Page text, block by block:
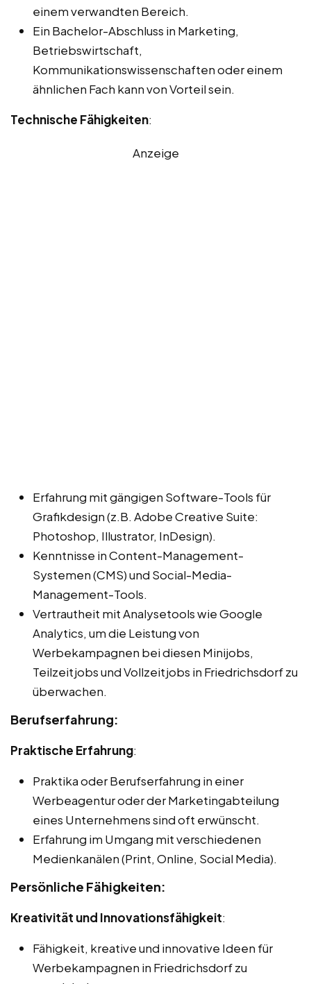
einem verwandten Bereich.
Ein Bachelor-Abschluss in Marketing,
Betriebswirtschaft,
Kommunikationswissenschaften oder einem
ähnlichen Fach kann von Vorteil sein.
Technische Fähigkeiten:
Anzeige
Erfahrung mit gängigen Software-Tools für
Grafikdesign (z.B. Adobe Creative Suite:
Photoshop, Illustrator, InDesign).
Kenntnisse in Content-Management-
Systemen (CMS) und Social-Media-
Management-Tools.
Vertrautheit mit Analysetools wie Google
Analytics, um die Leistung von
Werbekampagnen bei diesen Minijobs,
Teilzeitjobs und Vollzeitjobs in Friedrichsdorf zu
überwachen.
Berufserfahrung:
Praktische Erfahrung:
Praktika oder Berufserfahrung in einer
Werbeagentur oder der Marketingabteilung
eines Unternehmens sind oft erwünscht.
Erfahrung im Umgang mit verschiedenen
Medienkanälen (Print, Online, Social Media).
Persönliche Fähigkeiten:
Kreativität und Innovationsfähigkeit:
Fähigkeit, kreative und innovative Ideen für
Werbekampagnen in Friedrichsdorf zu